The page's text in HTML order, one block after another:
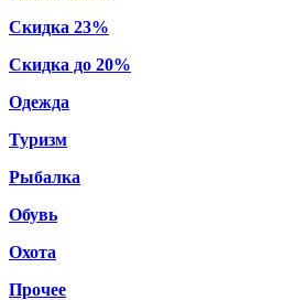
Скидка 23%
Скидка до 20%
Одежда
Туризм
Рыбалка
Обувь
Охота
Прочее